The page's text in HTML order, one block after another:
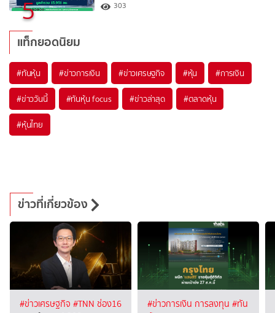
5 303
แท็กยอดนิยม
#ทันหุ้น #ข่าวการเงิน #ข่าวเศรษฐกิจ #หุ้น #การเงิน
#ข่าววันนี้ #ทันหุ้น focus #ข่าวล่าสุด #ตลาดหุ้น
#หุ้นไทย
ข่าวที่เกี่ยวข้อง
#ข่าวเศรษฐกิจ #TNN ช่อง16 #ข่าวการเงิน การลงทุน #ทัน